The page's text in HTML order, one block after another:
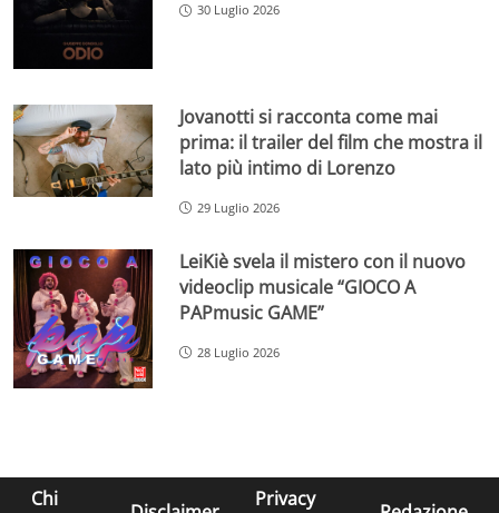
30 Luglio 2026
Jovanotti si racconta come mai
prima: il trailer del film che mostra il
lato più intimo di Lorenzo
29 Luglio 2026
LeiKiè svela il mistero con il nuovo
videoclip musicale “GIOCO A
PAPmusic GAME”
28 Luglio 2026
Chi
Privacy